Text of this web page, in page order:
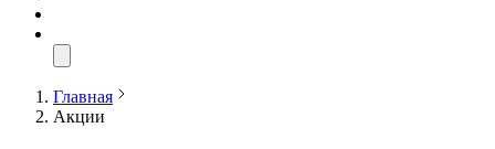
Главная
Акции